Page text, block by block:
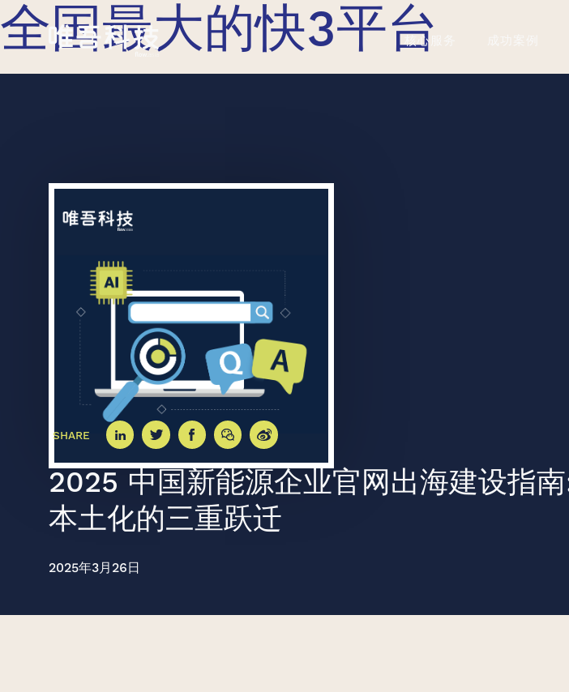
全国最大的快3平台
核心服务
创意无界，臻于至美
始于 2007 年
SHARE
2025 中国新能源企业官网出海建设指
本土化的三重跃迁
2025年3月26日